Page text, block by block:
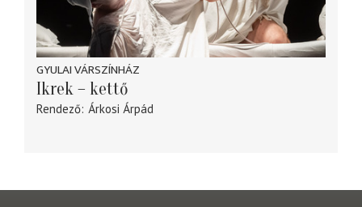
GYULAI VÁRSZÍNHÁZ
Ikrek – kettő
Rendező Árkosi Árpád